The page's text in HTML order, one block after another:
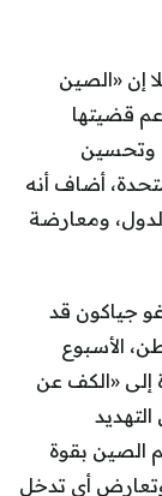
إن «الصين
قضيتها
وتحسين
أضاف أنه
ومعارضة
جياكون قد
الأسبوع
إلى «الكف عن
الصين بقوة
وتعارض أي تدخل